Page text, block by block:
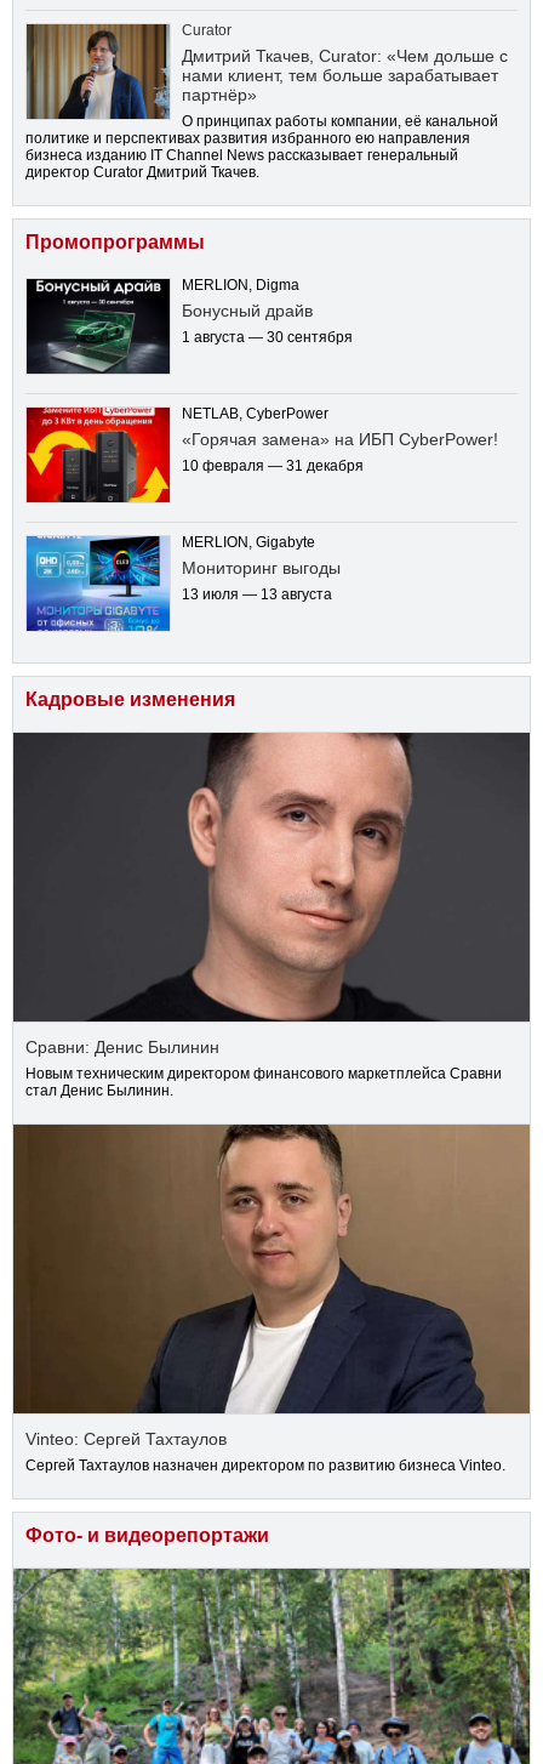
Curator
Дмитрий Ткачев, Curator: «Чем дольше с
нами клиент, тем больше зарабатывает
партнёр»
О принципах работы компании, её канальной
политике и перспективах развития избранного ею направления
бизнеса изданию IT Channel News рассказывает генеральный
директор Curator Дмитрий Ткачев.
Промопрограммы
MERLION, Digma
Бонусный драйв
1 августа — 30 сентября
NETLAB, CyberPower
«Горячая замена» на ИБП CyberPower!
10 февраля — 31 декабря
MERLION, Gigabyte
Мониторинг выгоды
13 июля — 13 августа
Кадровые изменения
Сравни: Денис Былинин
Новым техническим директором финансового маркетплейса Сравни
стал Денис Былинин.
Vinteo: Сергей Тахтаулов
Сергей Тахтаулов назначен директором по развитию бизнеса Vinteo.
Фото- и видеорепортажи